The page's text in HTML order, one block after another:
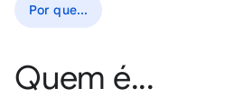
Por que...
Quem é...